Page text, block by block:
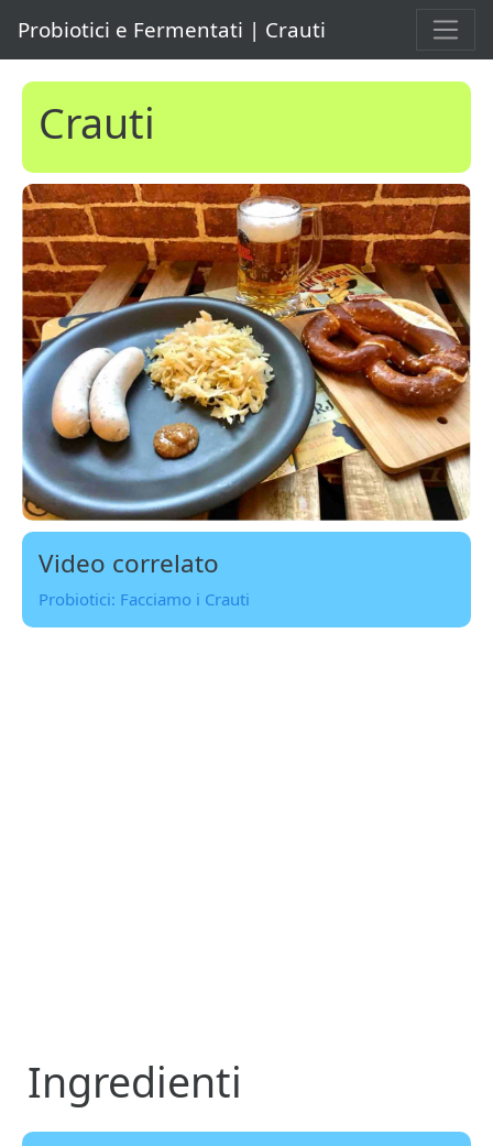
Probiotici e Fermentati | Crauti
Crauti
Video correlato
Probiotici: Facciamo i Crauti
Ingredienti